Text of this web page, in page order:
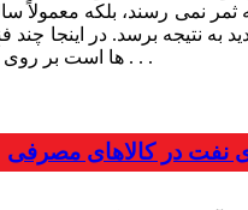
ثمر نمی رسند، بلکه معمولاً
به نتیجه برسد. در اینجا چند
ها است بر روی آنها تحقیقات و . . .
نفت در کالاهای مصرفی